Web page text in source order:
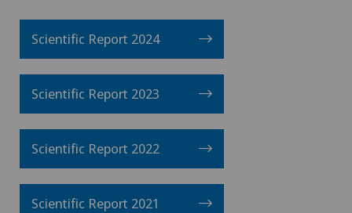
Scientific Report 2024
Scientific Report 2023
Scientific Report 2022
Scientific Report 2021